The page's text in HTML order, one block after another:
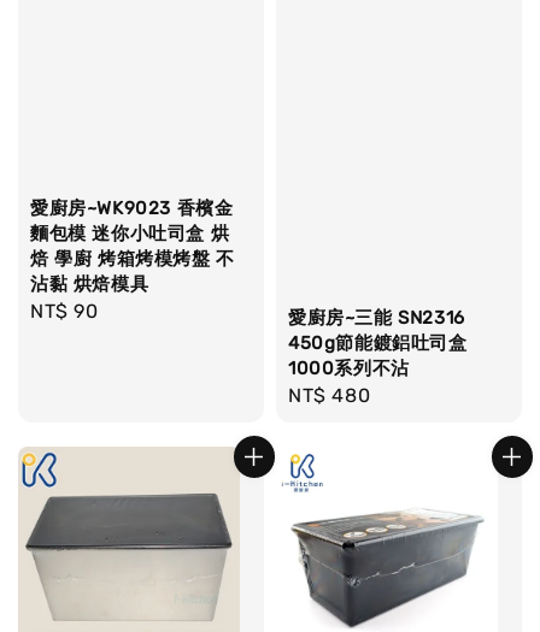
愛廚房~WK9023 香檳金
麵包模 迷你小吐司盒 烘
焙 學廚 烤箱烤模烤盤 不
沾黏 烘焙模具
Regular
NT$ 90
愛廚房~三能 SN2316
450g節能鍍鋁吐司盒
1000系列不沾
Regular
NT$ 480